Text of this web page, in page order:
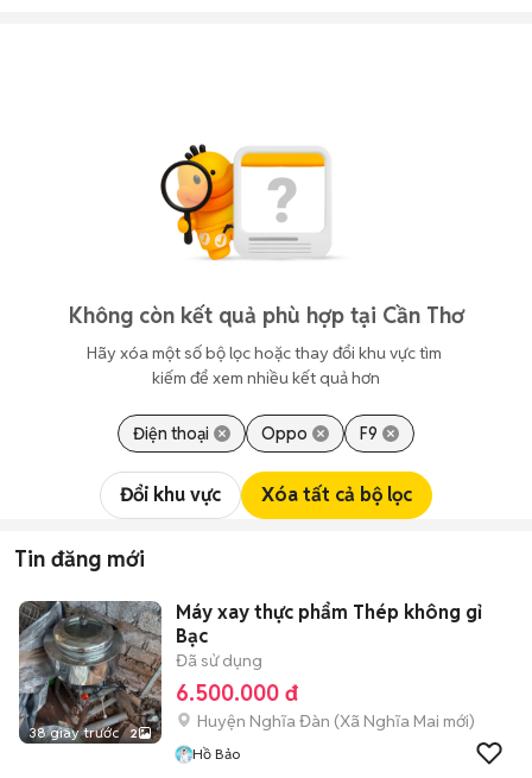
Không còn kết quả phù hợp tại Cần Thơ
Hãy xóa một số bộ lọc hoặc thay đổi khu vực tìm
kiếm để xem nhiều kết quả hơn
Điện thoại Oppo F9
Đổi khu vực Xóa tất cả bộ lọc
Tin đăng mới
38 giây trước 2
Máy xay thực phẩm Thép không gỉ
Bạc
Đã sử dụng
6.500.000 đ
Huyện Nghĩa Đàn (Xã Nghĩa Mai mới)
Hồ Bảo